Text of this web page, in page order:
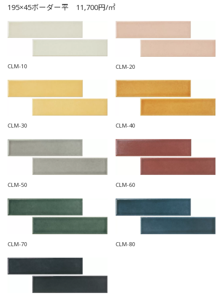
195×45ボーダー平 11,700円/㎡
CLM-10 CLM-20
CLM-30 CLM-40
CLM-50 CLM-60
CLM-70 CLM-80